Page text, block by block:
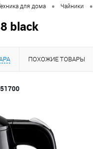
для дома • Чайники •
black
ПОХОЖИЕ ТОВАРЫ